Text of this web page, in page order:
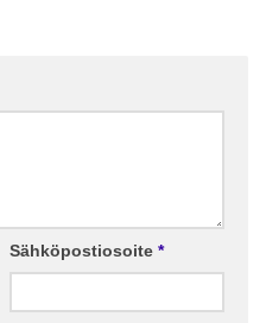
Sähköpostiosoite *